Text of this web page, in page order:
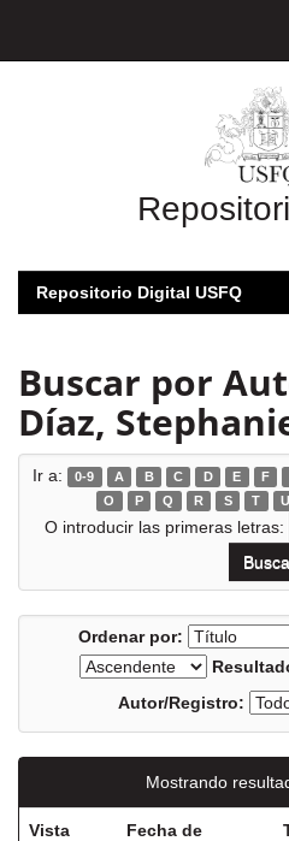
Repositorio Digital USFQ
Buscar por
Díaz,
Ir a: 0-9 A B C D E F
O
P Q R S T U
O introducir las primeras letras:
Ordenar por:
Autor/Registro:
Mostrando
Vista
Fecha de